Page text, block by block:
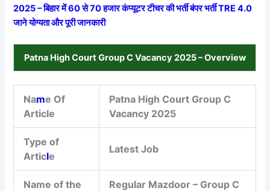
2025 – बिहार में 60 से 70 हजार कंप्यूटर टीचर की भर्ती बंपर भर्ती TRE 4.0
जाने योग्यता और पूरी जानकारी
Patna High Court Group C Vacancy 2025 – Overview
Name Of
Article
Patna High Court Group C
Vacancy 2025
Type of
Article
Latest Job
Name of the
Regular Mazdoor – Group C